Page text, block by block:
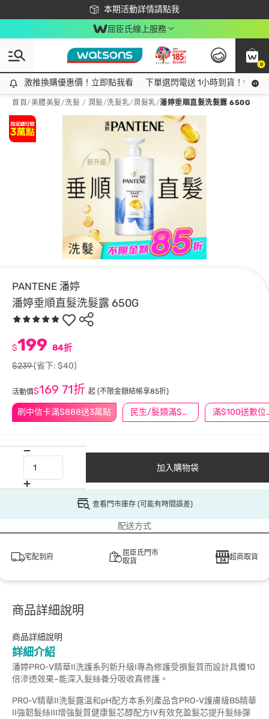
本期活動詳情請點我
下載app最高回饋$350
屈臣氏線上服務
0
激推換購優惠價！立即點我看
激推換購優惠價！立即點我看 下單選閃電送 1小時到貨！領神
首頁/美體美髮/洗髮 / 潤髮/洗髮乳/潤髮乳/潘婷垂順直髮洗髮露 650G
PANTENE 潘婷
潘婷垂順直髮洗髮露 650G
刷中信卡滿$888送3萬點 民生/髮類滿$388送舒潔冰巾 滿
$199 84折
$239(省下: $40)
活動價$169 71折 起 (不限金額結帳享85折)
加入購物袋
查看門市庫存 (可能有時間誤差)
配送方式
宅配到府
屈臣氏門市
取貨
超商取貨
商品詳細說明
商品詳細說明
詳細介紹
潘婷PRO-V精華II洗護系列新升級I專為修護受損髮質而設計具備10
倍滲透效果~能深入髮絲養分吸收真修護。
PRO-V精華II洗髮露溫和pH配方本系列產品含PRO-V護膚級B5精華
II強韌髮絲III增強髮質健康髮芯醇配方IV有效充盈髮芯提升髮絲彈